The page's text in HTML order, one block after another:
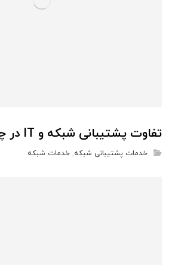
تفاوت پشتیبانی شبکه و IT در چیست؟
خدمات پشتیبانی شبکه,خدمات شبکه